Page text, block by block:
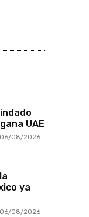
UAE
06/08/2026
ya
06/08/2026